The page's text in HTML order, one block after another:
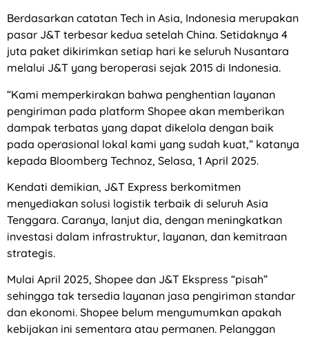
Berdasarkan catatan Tech in Asia, Indonesia merupakan
pasar J&T terbesar kedua setelah China. Setidaknya 4
juta paket dikirimkan setiap hari ke seluruh Nusantara
melalui J&T yang beroperasi sejak 2015 di Indonesia.
“Kami memperkirakan bahwa penghentian layanan
pengiriman pada platform Shopee akan memberikan
dampak terbatas yang dapat dikelola dengan baik
pada operasional lokal kami yang sudah kuat,” katanya
kepada Bloomberg Technoz, Selasa, 1 April 2025.
Kendati demikian, J&T Express berkomitmen
menyediakan solusi logistik terbaik di seluruh Asia
Tenggara. Caranya, lanjut dia, dengan meningkatkan
investasi dalam infrastruktur, layanan, dan kemitraan
strategis.
Mulai April 2025, Shopee dan J&T Ekspress “pisah”
sehingga tak tersedia layanan jasa pengiriman standar
dan ekonomi. Shopee belum mengumumkan apakah
kebijakan ini sementara atau permanen. Pelanggan